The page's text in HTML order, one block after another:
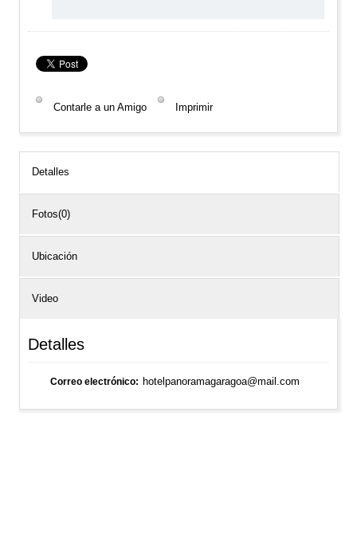
Contarle a un Amigo Imprimir
Detalles
Fotos(0)
Ubicación
Video
Detalles
Correo electrónico hotelpanoramagaragoa@mail.com